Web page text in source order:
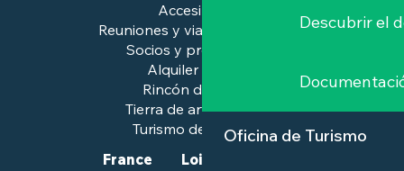
Descubrir el
Oficina de Turismo
Accesibilidad
Reuniones y viajes de negocios
Socios y profesionales
Alquiler de salas
Rincón de prensa
Tierra de arte e historia
Turismo de calidad™.
France Loire-Atlantique